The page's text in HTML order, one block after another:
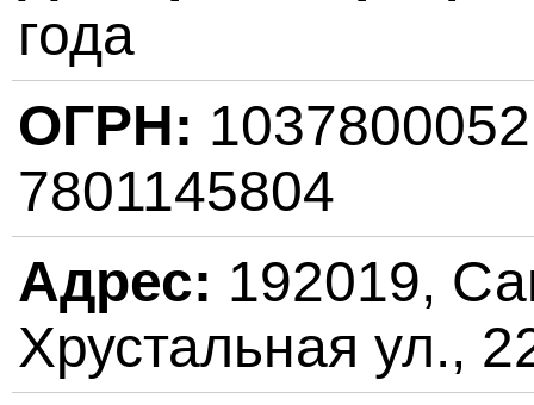
года
ОГРН:
7801145804
Адрес: 192019,
Хрустальная ул.,